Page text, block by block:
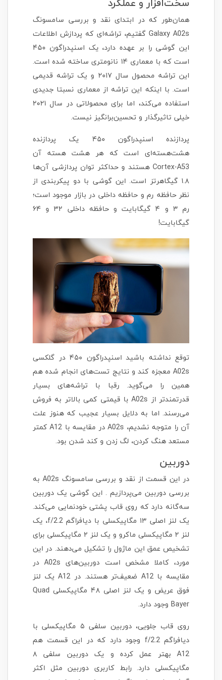
سخت‌افزار و عملکرد
همان‌طور که در ابتدای نقد و بررسی سامسونگ
Galaxy A02s گفتیم، تراشه‌ای که پردازش اطلاعات
این گوشی را بر عهده دارد، یک اسنپدراگون ۴۵۰
است که با معماری ۱۴ نانومتری ساخته شده است.
این تراشه محصول سال ۲۰۱۷ و یک تراشه قدیمی
است. با اینکه این تراشه از معماری نسبتا جدیدی
استفاده می‌کند، اما برای محصولاتی در سال ۲۰۲۱
خیلی تاثیرگذار و تحسین‌برانگیز نیست.
پردازنده اسنپدراگون ۴۵۰ یک پردازنده
هشت‌هسته‌ای است که هر هشت هسته آن
Cortex-A53 هستند و حداکثر توان پردازشی آن‌ها
۱.۸ گیگاهرتز است. این گوشی با دو پیکربندی از
نظر حافظه رم و حافظه داخلی در بازار موجود است؛
رم ۳ و ۴ گیگابایت و حافظه داخلی ۳۲ و ۶۴
گیگابایت!
توقع نداشته باشید اسنپدراگون ۴۵۰ در گلکسی
A02s معجزه کند و نتایج تست‌های انجام شده هم
همین را می‌گوید. رقبا با تراشه‌های بسیار
قدرتمندتر از A02s با قیمتی کمی بالاتر به فروش
می‌رسند. اما به دلایل بسیار عجیب که هنوز علت
آن را متوجه نشدیم، A02s در مقایسه با A12 کمتر
مستعد هنگ کردن، لگ زدن و کند شدن بود.
دوربین
در این قسمت از نقد و بررسی سامسونگ A02s به
بررسی دوربین می‌پردازیم . این گوشی یک دوربین
سه‌گانه دارد که روی قاب پشتی خودنمایی می‌کند.
یک لنز اصلی ۱۳ مگاپیکسلی با دیافراگم f/2.2، یک
لنز ۲ مگاپیکسلی ماکرو و یک لنز ۲ مگاپیکسلی برای
تشخیص عمق این ماژول را تشکیل می‌دهند. در این
مورد، کاملا مشخص است دوربین‌های A02s در
مقایسه با A12 ضعیف‌تر هستند. در A12 یک لنز
فوق عریض و یک لنز اصلی ۴۸ مگاپیکسلی Quad
Bayer وجود دارد.
روی قاب جلویی، دوربین سلفی ۵ مگاپیکسلی با
دیافراگم f/2.2 وجود دارد که در این قسمت هم
A12 بهتر عمل کرده و یک دوربین سلفی ۸
مگاپیکسلی دارد. رابط کاربری دوربین مثل اکثر